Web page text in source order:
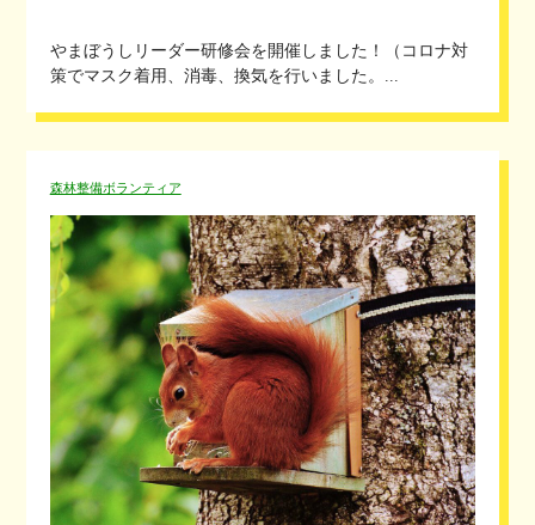
やまぼうしリーダー研修会を開催しました！（コロナ対
策でマスク着用、消毒、換気を行いました。...
森林整備ボランティア